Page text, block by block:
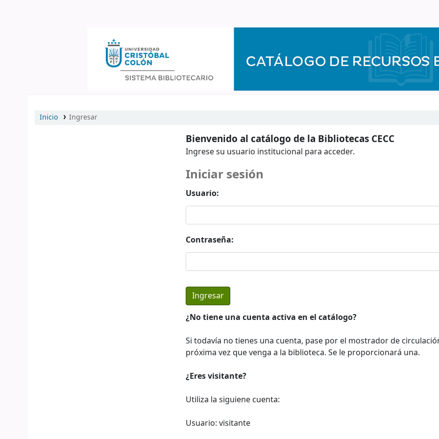
Inicio Ingresar
Bienvenido al catálogo de la Bibliotecas CECC
Ingrese su usuario institucional para acceder.
Iniciar sesión
Usuario:
Contraseña:
¿No tiene una cuenta activa en el catálogo?
Si todavía no tienes una cuenta, pase por el mostrador de
próxima vez que venga a la biblioteca. Se le proporcionará una.
¿Eres visitante?
Utiliza la siguiene cuenta:
Usuario: visitante